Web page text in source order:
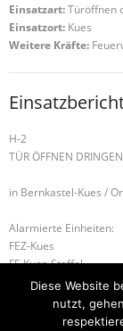
Einsatzart:Türöffnen
Einsatzort: Kues
Weitere Kräfte:
H-2
TÜR ÖFFNEN
in Bernkastel-Kues /
Alarmierte Einheiten:
FEZ-Kues
FF-Kues-Staffel
BeKu WL
H-1
Diese Website
nutzt,